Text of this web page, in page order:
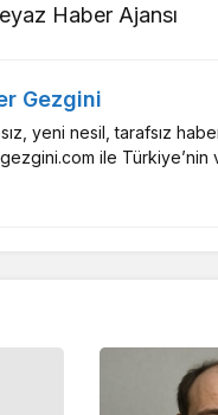
Haber Ajansı
Gezgini
yeni nesil, tarafsız
ile Türkiye’nin